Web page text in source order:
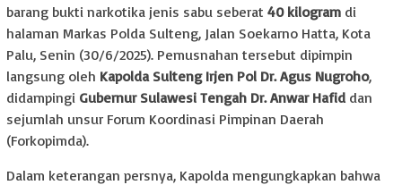
barang bukti narkotika jenis sabu seberat 40 kilogram di
halaman Markas Polda Sulteng, Jalan Soekarno Hatta, Kota
Palu, Senin (30/6/2025). Pemusnahan tersebut dipimpin
langsung oleh Kapolda Sulteng Irjen Pol Dr. Agus Nugroho,
didampingi Gubernur Sulawesi Tengah Dr. Anwar Hafid dan
sejumlah unsur Forum Koordinasi Pimpinan Daerah
(Forkopimda).
Dalam keterangan persnya, Kapolda mengungkapkan bahwa